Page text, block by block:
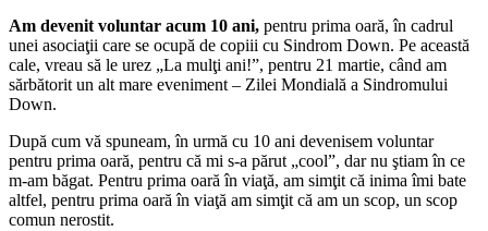
Am devenit voluntar acum 10 ani, pentru prima oară, în cadrul
unei asociaţii care se ocupă de copiii cu Sindrom Down. Pe această
cale, vreau să le urez „La mulţi ani!”, pentru 21 martie, când am
sărbătorit un alt mare eveniment – Zilei Mondială a Sindromului
Down.
După cum vă spuneam, în urmă cu 10 ani devenisem voluntar
pentru prima oară, pentru că mi s-a părut „cool”, dar nu ştiam în ce
m-am băgat. Pentru prima oară în viaţă, am simţit că inima îmi bate
altfel, pentru prima oară în viaţă am simţit că am un scop, un scop
comun nerostit.